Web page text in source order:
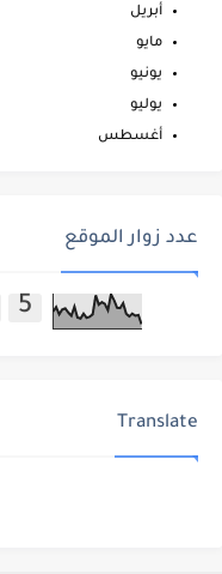
أبريل
مايو
يونيو
يوليو
أغسطس
عدد زوار الموقع
5
Translate